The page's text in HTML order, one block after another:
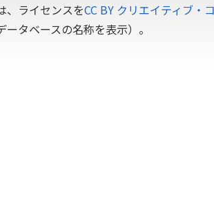
、ライセンスをCC BY クリエイティブ・
ータベースの名称を表示）。